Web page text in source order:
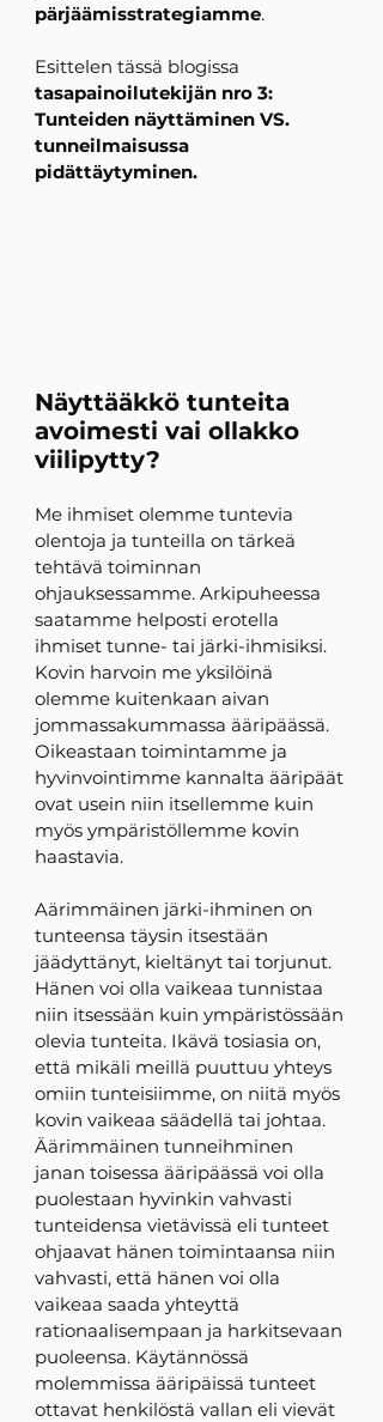
pärjäämisstrategiamme.
Esittelen tässä blogissa
tasapainoilutekijän nro 3:
Tunteiden näyttäminen VS.
tunneilmaisussa
pidättäytyminen.
Näyttääkkö tunteita
avoimesti vai ollakko
viilipytty?
Me ihmiset olemme tuntevia
olentoja ja tunteilla on tärkeä
tehtävä toiminnan
ohjauksessamme. Arkipuheessa
saatamme helposti erotella
ihmiset tunne- tai järki-ihmisiksi.
Kovin harvoin me yksilöinä
olemme kuitenkaan aivan
jommassakummassa ääripäässä.
Oikeastaan toimintamme ja
hyvinvointimme kannalta ääripäät
ovat usein niin itsellemme kuin
myös ympäristöllemme kovin
haastavia.
Aärimmäinen järki-ihminen on
tunteensa täysin itsestään
jäädyttänyt, kieltänyt tai torjunut.
Hänen voi olla vaikeaa tunnistaa
niin itsessään kuin ympäristössään
olevia tunteita. Ikävä tosiasia on,
että mikäli meillä puuttuu yhteys
omiin tunteisiimme, on niitä myös
kovin vaikeaa säädellä tai johtaa.
Äärimmäinen tunneihminen
janan toisessa ääripäässä voi olla
puolestaan hyvinkin vahvasti
tunteidensa vietävissä eli tunteet
ohjaavat hänen toimintaansa niin
vahvasti, että hänen voi olla
vaikeaa saada yhteyttä
rationaalisempaan ja harkitsevaan
puoleensa. Käytännössä
molemmissa ääripäissä tunteet
ottavat henkilöstä vallan eli vievät